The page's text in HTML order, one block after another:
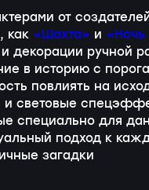
от
как «Шахта» и «Ночь
декорации ручной
в историю с порога
повлиять на
и световые
специально для
подход к
загадки